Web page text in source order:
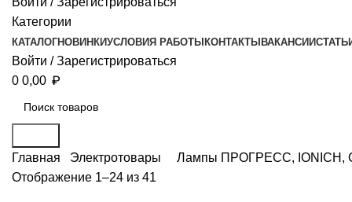
Категории
КАТАЛОГНОВИНКИУСЛОВИЯ РАБОТЫ КОНТАКТЫ ВАКАНСИИ
Войти / Зарегистрироваться
0 0,00 ₽
Главная
Электротовары
Лампы ПРОГРЕСС, IONICH,
Отображение 1–24 из 41